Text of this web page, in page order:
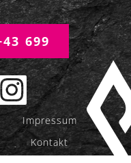
699
Impressum
Kontakt